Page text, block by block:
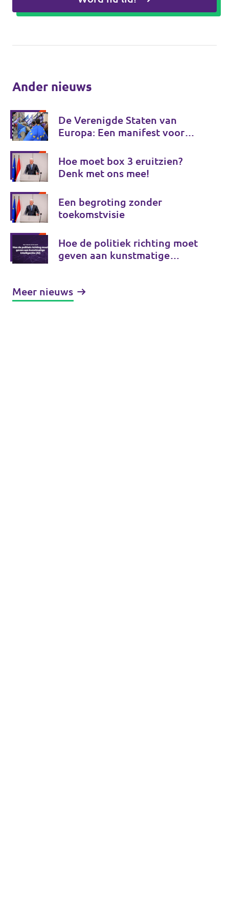
Ander nieuws
De Verenigde Staten van
Europa: Een manifest voor
Hoe moet box 3 eruitzien?
Denk met ons mee!
Een begroting zonder
toekomstvisie
Hoe de politiek richting moet
geven aan kunstmatige
Meer nieuws